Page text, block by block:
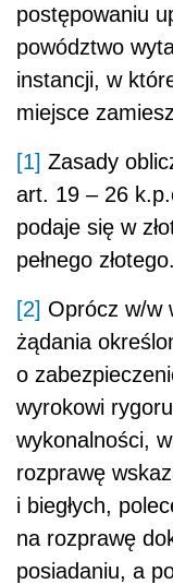
postępowaniu
powództwo
instancji, w
miejsce
[1] Zasady
art. 19 – 26
podaje się w
pełnego złotego.
[2] Oprócz w/w
żądania
o
wyrokowi
wykonalności,
rozprawę
i biegłych,
na rozprawę
posiadaniu, a